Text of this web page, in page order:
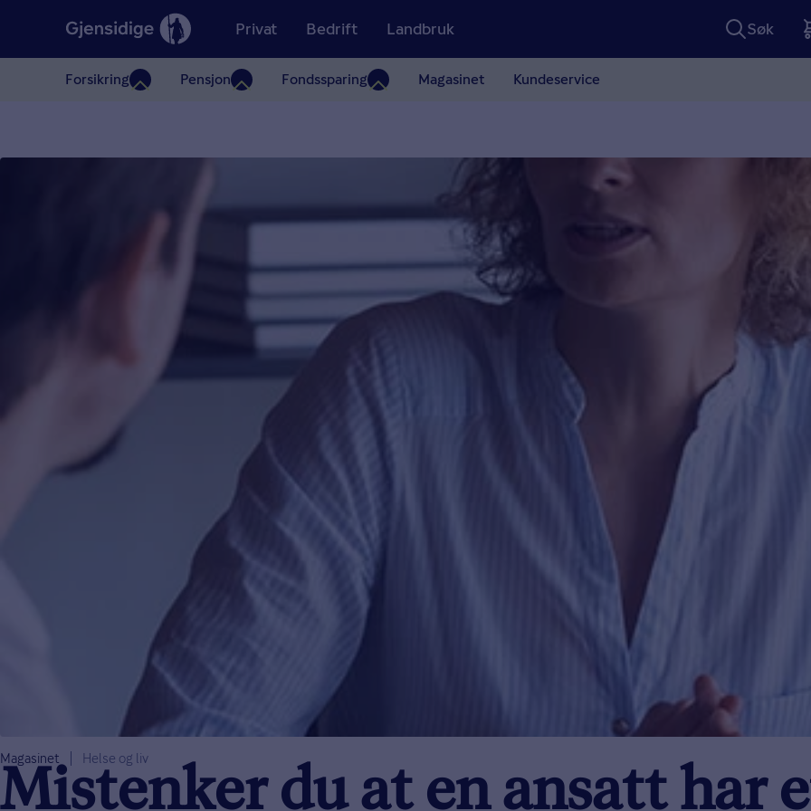
Privat
Forsikring Pensjon Fondssparing Magasinet Kundeservice
Bedrift Landbruk Søk
Magasinet Helse og liv